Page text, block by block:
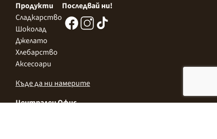
Продукти
Сладкарство
Шоколад
Джелато
Хлебарство
Аксесоари
Последвай ни!
Къде да ни намерите
Централен Офис